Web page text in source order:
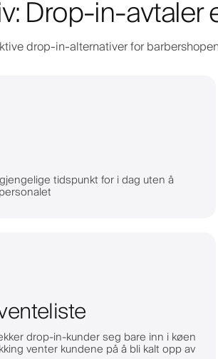
Drop-in-
drop-in-alternativer for
tidspunkt for i dag uten å
drop-in-kunder seg bare inn i køen
venter kundene på å bli kalt opp av